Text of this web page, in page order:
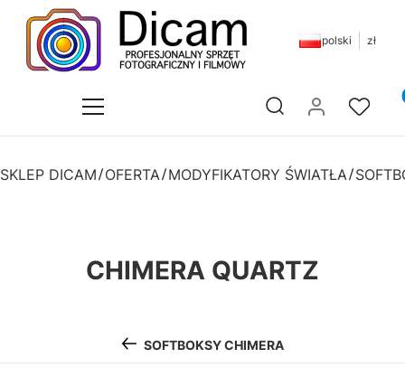
polski zł
Otwórz wyszukiwarkę
SKLEP DICAM OFERTA MODYFIKATORY ŚWIATŁA
CHIMERA QUARTZ
SOFTBOKSY CHIMERA